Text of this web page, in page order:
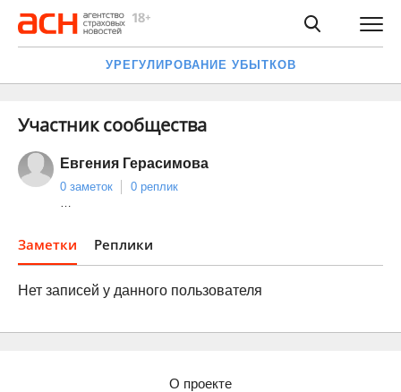
УРЕГУЛИРОВАНИЕ УБЫТКОВ
Участник сообщества
Евгения Герасимова
0 заметок
0 реплик
…
Заметки Реплики
Нет записей у данного пользователя
О проекте